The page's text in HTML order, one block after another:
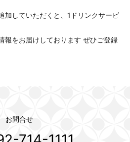
加していただくと、1ドリンクサービ
報をお届けしております ぜひご登録
お問合せ